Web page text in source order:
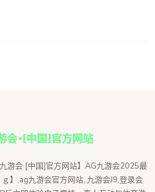
游会·[中国]官方网站】AG九游会2025最
】,ag九游会官方网站,,九游会J9,登录会